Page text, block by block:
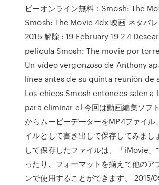
ビーオンライン無料：Smosh: The
Smosh: The Movie 4dx 映画 ネタバ
2015 解除 : 19 February 19 2 4
pelicula Smosh: The movie por
Un vídeo vergonzoso de Anthony
línea antes de su quinta reunión de
Los chicos Smosh entonces salen a
para eliminar el 今回は動画編集ソフ
からムービーデーターをMP4ファイル
イルとして書き出して保存してみまし
して保存したファイルは、「iMovie」
ったり、フォーマットを揃えて他のア
ンで使用することができます。 2015/